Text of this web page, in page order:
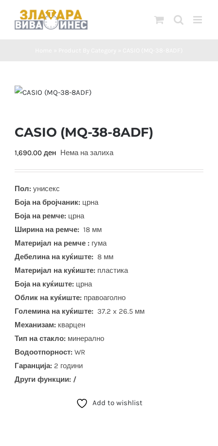
CASIO (MQ-38-8ADF)
1,690.00 ден Нема на залиха
Пол: унисекс
Боја на бројчаник: црна
Боја на ремче: црна
Ширина на ремче: 18 мм
Материјал на ремче : гума
Дебелина на куќиште: 8 мм
Материјал на куќиште: пластика
Боја на куќиште: црна
Облик на куќиште: правоаголно
Големина на куќиште: 37.2 x 26.5 мм
Механизам: кварцен
Тип на стакло: минерално
Водоотпорност: WR
Гаранција: 2 години
Други функции: /
Add to wishlist